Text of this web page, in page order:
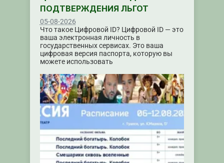
ПОДТВЕРЖДЕНИЯ ЛЬГОТ
05-08-2026
Что такое Цифровой ID? Цифровой ID — это
ваша электронная личность в
государственных сервисах. Это ваша
цифровая версия паспорта, которую вы
можете использовать